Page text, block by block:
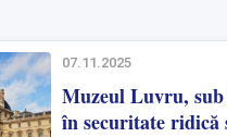
07.11.2025
Muzeul Luvru,
în securitate ridică